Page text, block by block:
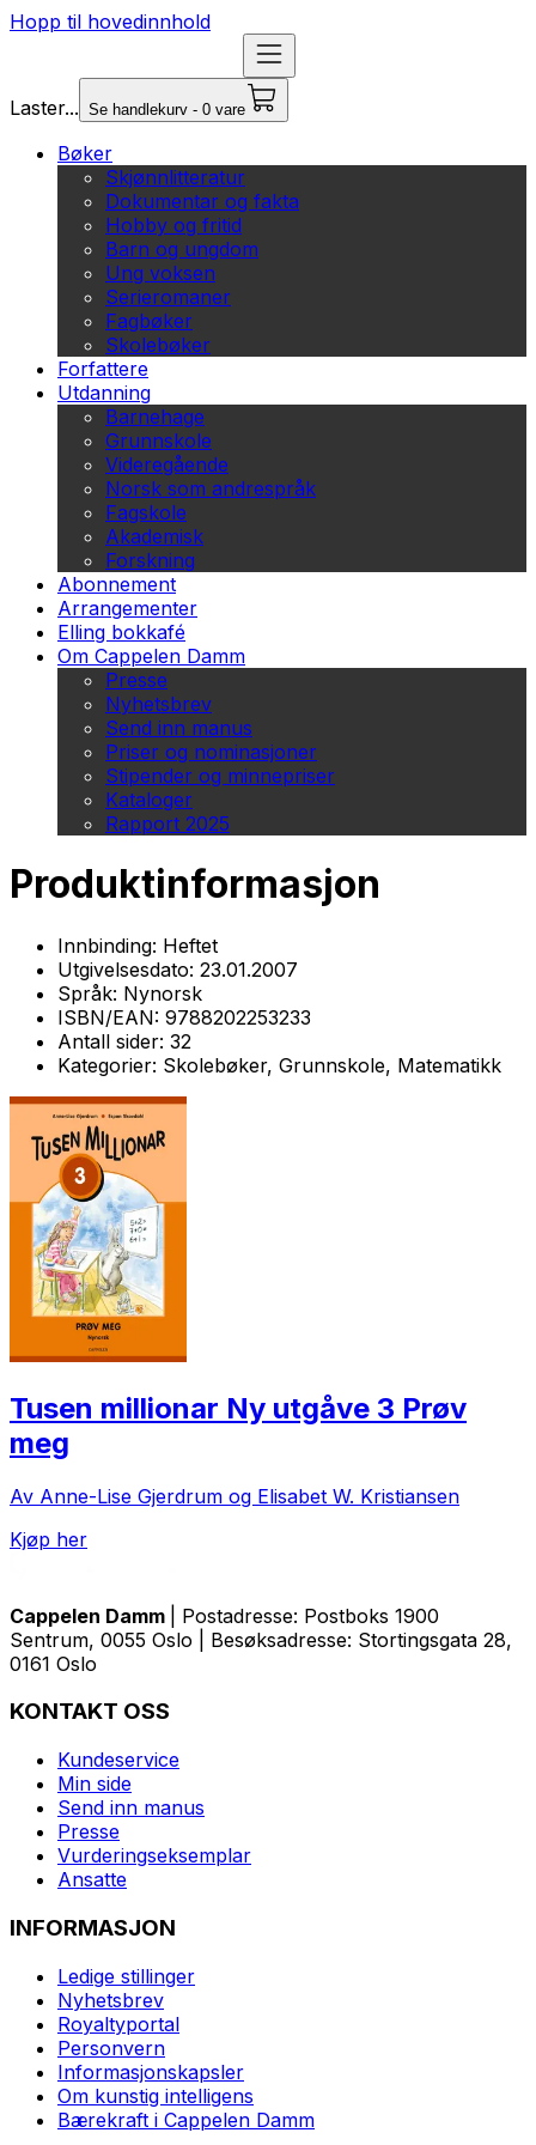
Hopp til hovedinnhold
Laster... Se handlekurv - 0 vare
Bøker
Skjønnlitteratur
Dokumentar og fakta
Hobby og fritid
Barn og ungdom
Ung voksen
Serieromaner
Fagbøker
Skolebøker
Forfattere
Utdanning
Barnehage
Grunnskole
Videregående
Norsk som andrespråk
Fagskole
Akademisk
Forskning
Abonnement
Arrangementer
Elling bokkafé
Om Cappelen Damm
Presse
Nyhetsbrev
Send inn manus
Priser og nominasjoner
Stipender og minnepriser
Kataloger
Rapport 2025
Produktinformasjon
Innbinding: Heftet
Utgivelsesdato: 23.01.2007
Språk: Nynorsk
ISBN/EAN: 9788202253233
Antall sider: 32
Kategorier: Skolebøker, Grunnskole, Matematikk
Tusen millionar Ny utgåve 3 Prøv
meg
Av Anne-Lise Gjerdrum og Elisabet W. Kristiansen
Kjøp her
Cappelen Damm
| Postadresse: Postboks 1900
Sentrum, 0055 Oslo | Besøksadresse: Stortingsgata 28,
0161 Oslo
KONTAKT OSS
Kundeservice
Min side
Send inn manus
Presse
Vurderingseksemplar
Ansatte
INFORMASJON
Ledige stillinger
Nyhetsbrev
Royaltyportal
Personvern
Informasjonskapsler
Om kunstig intelligens
Bærekraft i Cappelen Damm